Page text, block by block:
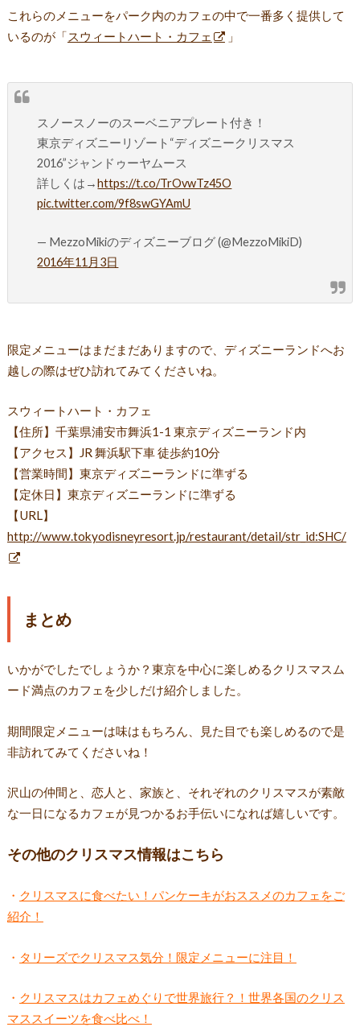
これらのメニューをパーク内のカフェの中で一番多く提供して
いるのが「スウィートハート・カフェ 」
スノースノーのスーベニアプレート付き！
東京ディズニーリゾート“ディズニークリスマス
2016”ジャンドゥーヤムース
詳しくは→https://t.co/TrOvwTz45O
pic.twitter.com/9f8swGYAmU
— MezzoMikiのディズニーブログ (@MezzoMikiD)
2016年11月3日
限定メニューはまだまだありますので、ディズニーランドへお
越しの際はぜひ訪れてみてくださいね。
スウィートハート・カフェ
【住所】千葉県浦安市舞浜1-1 東京ディズニーランド内
【アクセス】JR 舞浜駅下車 徒歩約10分
【営業時間】東京ディズニーランドに準ずる
【定休日】東京ディズニーランドに準ずる
【URL】
http://www.tokyodisneyresort.jp/restaurant/detail/str_id:SHC/
まとめ
いかがでしたでしょうか？東京を中心に楽しめるクリスマスム
ード満点のカフェを少しだけ紹介しました。
期間限定メニューは味はもちろん、見た目でも楽しめるので是
非訪れてみてくださいね！
沢山の仲間と、恋人と、家族と、それぞれのクリスマスが素敵
な一日になるカフェが見つかるお手伝いになれば嬉しいです。
その他のクリスマス情報はこちら
・ クリスマスに食べたい！パンケーキがおススメのカフェをご
紹介！
・ タリーズでクリスマス気分！限定メニューに注目！
・ クリスマスはカフェめぐりで世界旅行？！世界各国のクリス
マススイーツを食べ比べ！